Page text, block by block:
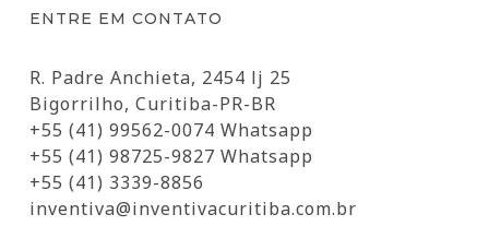
ENTRE EM CONTATO
R. Padre Anchieta, 2454 lj 25
Bigorrilho, Curitiba-PR-BR
+55 (41) 99562-0074 Whatsapp
+55 (41) 98725-9827 Whatsapp
+55 (41) 3339-8856
inventiva@inventivacuritiba.com.br